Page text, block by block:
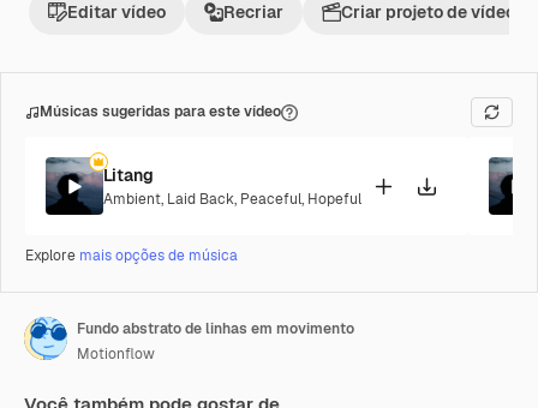
Editar vídeo Recriar Criar projeto de vídeo
Músicas sugeridas para este vídeo
Litang
Ambient, Laid Back, Peaceful, Hopeful
Explore mais opções de música
Fundo abstrato de linhas em movimento
Motionflow